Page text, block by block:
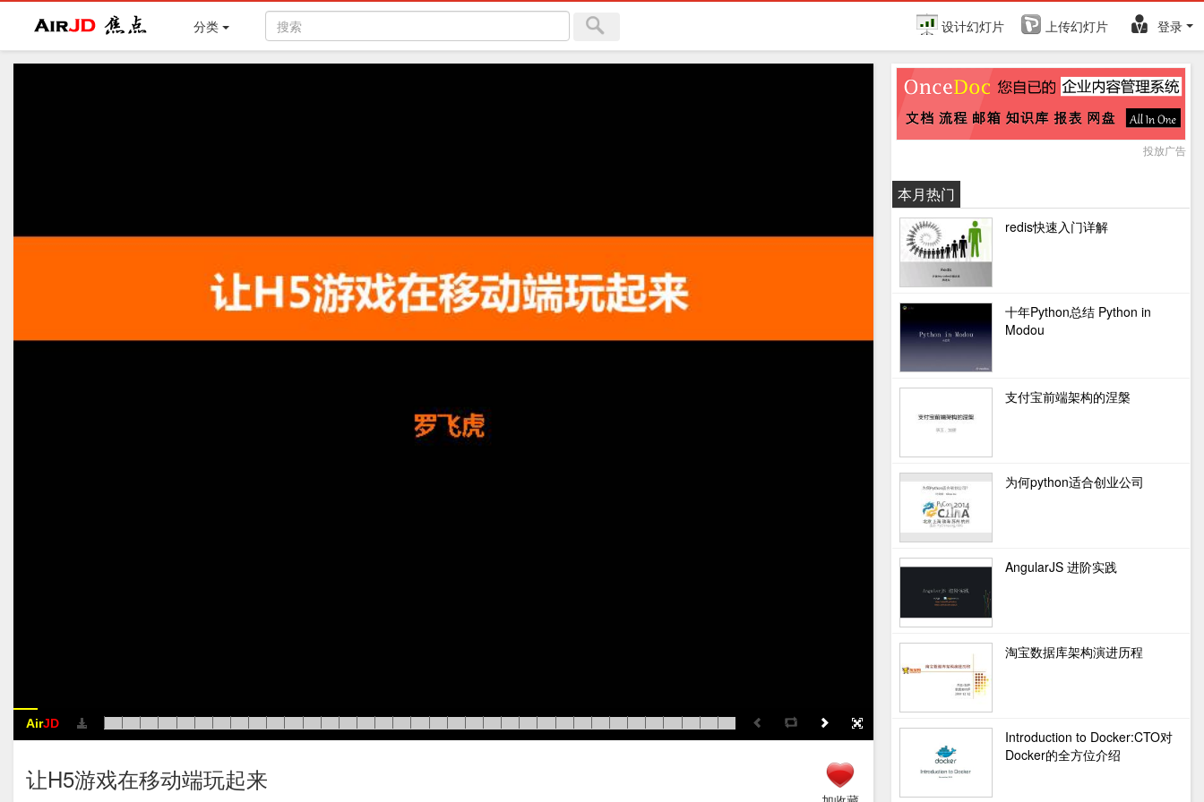
Air焦点 分类 设计幻灯片 上传幻灯片 登录
投放广告
本月热门
redis快速入门详解
十年Python总结 Python in
Modou
支付宝前端架构的涅槃
为何python适合创业公司
AngularJS 进阶实践
淘宝数据库架构演进历程
Introduction to Docker:CTO对
Docker的全方位介绍
AirJD
让H5游戏在移动端玩起来